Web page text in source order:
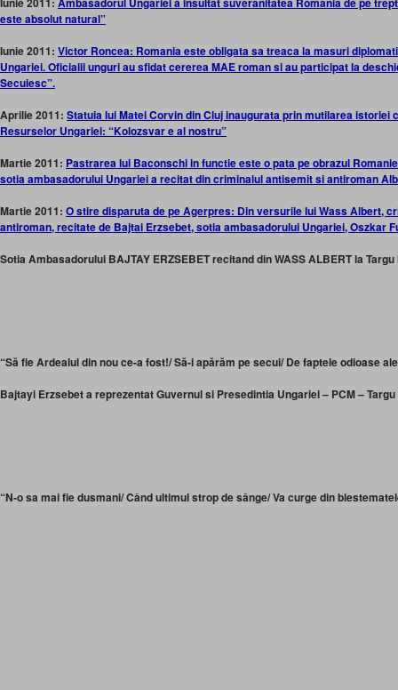
este absolut natural”
Iunie 2011: Victor Roncea: Romania este obligata sa treaca la masuri
Ungariei. Oficialii unguri au sfidat cererea MAE roman si au participat la
Secuiesc”.
Aprilie 2011: Statuia lui Matei Corvin din Cluj inaugurata prin mutilarea istoriei
Resurselor Ungariei: “Kolozsvar e al nostru”
Martie 2011: Pastrarea lui Baconschi in functie este o pata pe obrazul
sotia ambasadorului Ungariei a recitat din criminalul antisemit si antiroman
Martie 2011: O stire disparuta de pe Agerpres: Din versurile lui Wass Albert,
antiroman, recitate de Bajtai Erzsebet, sotia ambasadorului Ungariei, Oszkar
Sotia Ambasadorului BAJTAY ERZSEBET recitand din WASS ALBERT la
“Să fie Ardealul din nou ce-a fost!/ Să-i apărăm pe secui/ De faptele odioase
Bajtayi Erzsebet a reprezentat Guvernul si Presedintia Ungariei – PCM –
“N-o sa mai fie dusmani/ Când ultimul strop de sânge/ Va curge din